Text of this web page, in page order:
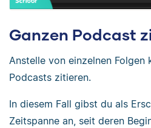
Ganzen Podcast
Anstelle von einzelnen Folgen
Podcasts zitieren.
In diesem Fall gibst du als
Zeitspanne an, seit deren